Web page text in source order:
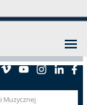
Muzycznej